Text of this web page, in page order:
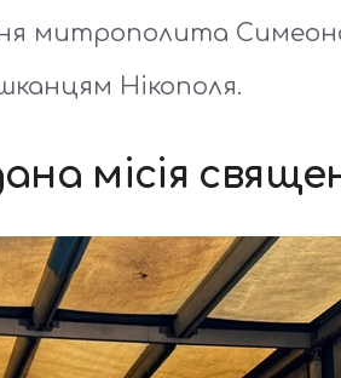
митрополита
Нікополя.
місія